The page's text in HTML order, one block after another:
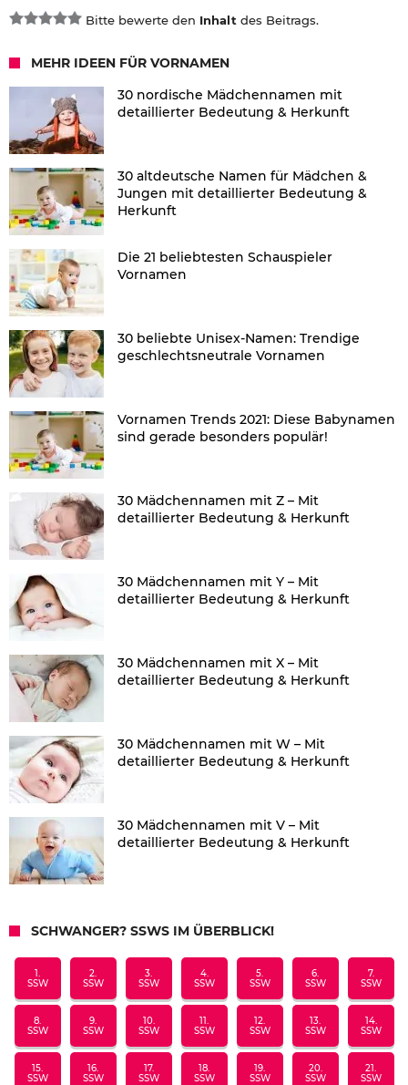
Bitte bewerte den Inhalt des Beitrags.
MEHR IDEEN FÜR VORNAMEN
30 nordische Mädchennamen mit
detaillierter Bedeutung & Herkunft
30 altdeutsche Namen für Mädchen &
Jungen mit detaillierter Bedeutung &
Herkunft
Die 21 beliebtesten Schauspieler
Vornamen
30 beliebte Unisex-Namen: Trendige
geschlechtsneutrale Vornamen
Vornamen Trends 2021: Diese Babynamen
sind gerade besonders populär!
30 Mädchennamen mit Z – Mit
detaillierter Bedeutung & Herkunft
30 Mädchennamen mit Y – Mit
detaillierter Bedeutung & Herkunft
30 Mädchennamen mit X – Mit
detaillierter Bedeutung & Herkunft
30 Mädchennamen mit W – Mit
detaillierter Bedeutung & Herkunft
30 Mädchennamen mit V – Mit
detaillierter Bedeutung & Herkunft
SCHWANGER? SSWS IM ÜBERBLICK!
1.
SSW
2.
SSW
3.
SSW
4.
SSW
5.
SSW
6.
SSW
7.
SSW
8.
SSW
9.
SSW
10.
SSW
11.
SSW
12.
SSW
13.
SSW
14.
SSW
15.
SSW
16.
SSW
17.
SSW
18.
SSW
19.
SSW
20.
SSW
21.
SSW